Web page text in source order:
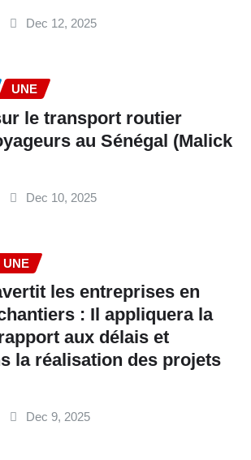
Dec 12, 2025
UNE
le transport routier
au Sénégal (Malick
Dec 10, 2025
UNE
les entreprises en
: Il appliquera la
aux délais et
la réalisation des projets
Dec 9, 2025